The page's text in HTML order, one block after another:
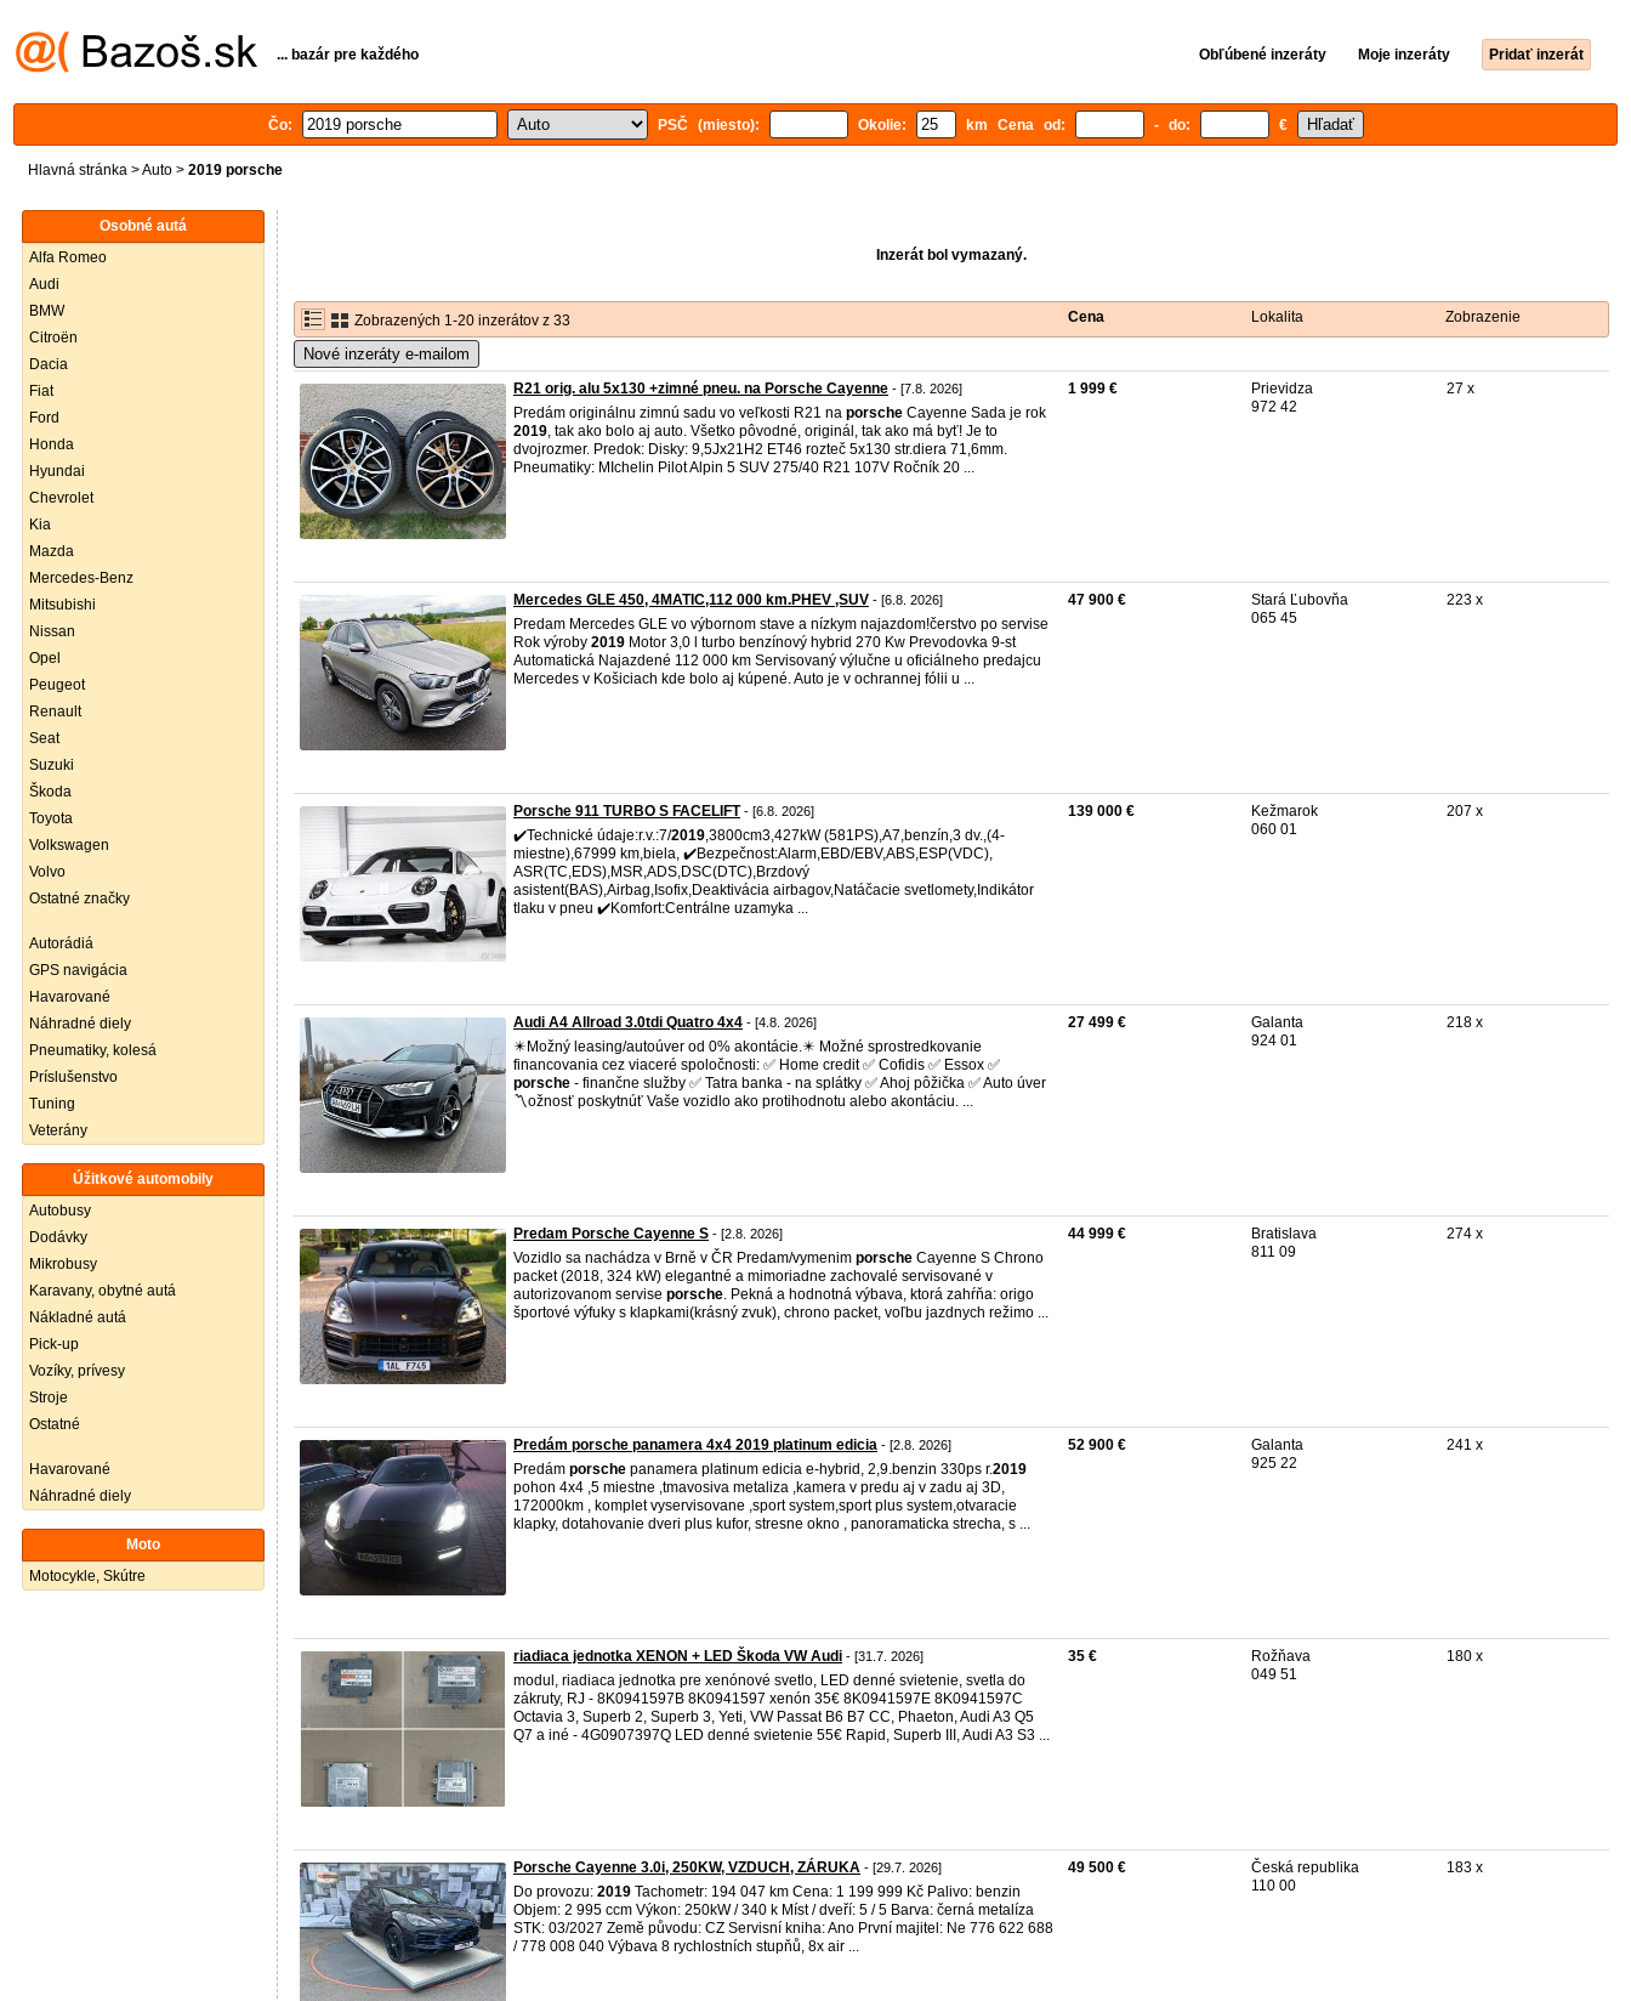
... bazár pre každého Obľúbené inzeráty Moje inzeráty Pridať inzerát
Čo: PSČ (miesto): Okolie: km Cena od: - do: €
Hlavná stránka >Auto > 2019 porsche
Osobné autá
Alfa Romeo
Audi
BMW
Citroën
Dacia
Fiat
Ford
Honda
Hyundai
Chevrolet
Kia
Mazda
Mercedes-Benz
Mitsubishi
Nissan
Opel
Peugeot
Renault
Seat
Suzuki
Škoda
Toyota
Volkswagen
Volvo
Ostatné značky
Autorádiá
GPS navigácia
Havarované
Náhradné diely
Pneumatiky, kolesá
Príslušenstvo
Tuning
Veterány
Úžitkové automobily
Autobusy
Dodávky
Mikrobusy
Karavany, obytné autá
Nákladné autá
Pick-up
Vozíky, prívesy
Stroje
Ostatné
Havarované
Náhradné diely
Moto
Motocykle, Skútre
Inzerát bol vymazaný.
Zobrazených 1-20 inzerátov z 33 Cena Lokalita Zobrazenie
Nové inzeráty e-mailom
R21 orig. alu 5x130 +zimné pneu. na Porsche Cayenne - [7.8. 2026]
Predám originálnu zimnú sadu vo veľkosti R21 na porsche Cayenne Sada je rok
2019, tak ako bolo aj auto. Všetko pôvodné, originál, tak ako má byť! Je to
dvojrozmer. Predok: Disky: 9,5Jx21H2 ET46 rozteč 5x130 str.diera 71,6mm.
Pneumatiky: MIchelin Pilot Alpin 5 SUV 275/40 R21 107V Ročník 20 ...
1 999 €
Prievidza
972 42
27 x
Mercedes GLE 450, 4MATIC,112 000 km.PHEV ,SUV - [6.8. 2026]
Predam Mercedes GLE vo výbornom stave a nízkym najazdom!čerstvo po servise
Rok výroby 2019 Motor 3,0 l turbo benzínový hybrid 270 Kw Prevodovka 9-st
Automatická Najazdené 112 000 km Servisovaný výlučne u oficiálneho predajcu
Mercedes v Košiciach kde bolo aj kúpené. Auto je v ochrannej fólii u ...
47 900 €
Stará Ľubovňa
065 45
223 x
Porsche 911 TURBO S FACELIFT- [6.8. 2026]
✔️Technické údaje:r.v.:7/2019,3800cm3,427kW (581PS),A7,benzín,3 dv.,(4-
miestne),67999 km,biela, ✔️Bezpečnost:Alarm,EBD/EBV,ABS,ESP(VDC),
ASR(TC,EDS),MSR,ADS,DSC(DTC),Brzdový
asistent(BAS),Airbag,Isofix,Deaktivácia airbagov,Natáčacie svetlomety,Indikátor
tlaku v pneu ✔️Komfort:Centrálne uzamyka ...
139 000 €
Kežmarok
060 01
207 x
Audi A4 Allroad 3.0tdi Quatro 4x4 - [4.8. 2026]
✴️Možný leasing/autoúver od 0% akontácie.✴️ Možné sprostredkovanie
financovania cez viaceré spoločnosti: ✅ Home credit ✅ Cofidis ✅ Essox ✅
porsche - finančne služby ✅ Tatra banka - na splátky ✅ Ahoj pôžička ✅ Auto úver
〽️ožnosť poskytnúť Vaše vozidlo ako protihodnotu alebo akontáciu. ...
27 499 €
Galanta
924 01
218 x
Predam Porsche Cayenne S - [2.8. 2026]
Vozidlo sa nachádza v Brně v ČR Predam/vymenim porsche Cayenne S Chrono
packet (2018, 324 kW) elegantné a mimoriadne zachovalé servisované v
autorizovanom servise porsche. Pekná a hodnotná výbava, ktorá zahŕňa: origo
športové výfuky s klapkami(krásný zvuk), chrono packet, voľbu jazdnych režimo ...
44 999 €
Bratislava
811 09
274 x
Predám porsche panamera 4x4 2019 platinum edicia - [2.8. 2026]
Predám porsche panamera platinum edicia e-hybrid, 2,9.benzin 330ps r.2019
pohon 4x4 ,5 miestne ,tmavosiva metaliza ,kamera v predu aj v zadu aj 3D,
172000km , komplet vyservisovane ,sport system,sport plus system,otvaracie
klapky, dotahovanie dveri plus kufor, stresne okno , panoramaticka strecha, s ...
52 900 €
Galanta
925 22
241 x
riadiaca jednotka XENON + LED Škoda VW Audi - [31.7. 2026]
modul, riadiaca jednotka pre xenónové svetlo, LED denné svietenie, svetla do
zákruty, RJ - 8K0941597B 8K0941597 xenón 35€ 8K0941597E 8K0941597C
Octavia 3, Superb 2, Superb 3, Yeti, VW Passat B6 B7 CC, Phaeton, Audi A3 Q5
Q7 a iné - 4G0907397Q LED denné svietenie 55€ Rapid, Superb III, Audi A3 S3 ...
35 €
Rožňava
049 51
180 x
Porsche Cayenne 3.0i, 250KW, VZDUCH, ZÁRUKA - [29.7. 2026]
Do provozu: 2019 Tachometr: 194 047 km Cena: 1 199 999 Kč Palivo: benzin
Objem: 2 995 ccm Výkon: 250kW / 340 k Míst / dveří: 5 / 5 Barva: černá metalíza
STK: 03/2027 Země původu: CZ Servisní kniha: Ano První majitel: Ne 776 622 688
/ 778 008 040 Výbava 8 rychlostních stupňů, 8x air ...
49 500 €
Česká republika
110 00
183 x